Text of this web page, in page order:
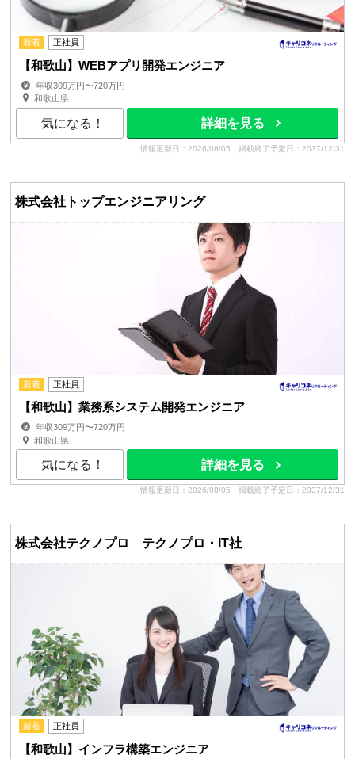
新着 正社員
【和歌山】WEBアプリ開発エンジニア
年収309万円〜720万円
和歌山県
気になる！ 詳細を見る
情報更新日：2026/08/05 掲載終了予定日：2037/12/31
株式会社トップエンジニアリング
新着 正社員
【和歌山】業務系システム開発エンジニア
年収309万円〜720万円
和歌山県
気になる！ 詳細を見る
情報更新日：2026/08/05 掲載終了予定日：2037/12/31
株式会社テクノプロ テクノプロ・IT社
新着 正社員
【和歌山】インフラ構築エンジニア